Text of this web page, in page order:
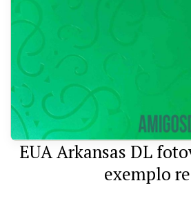
EUA Arkansas DL
exemplo